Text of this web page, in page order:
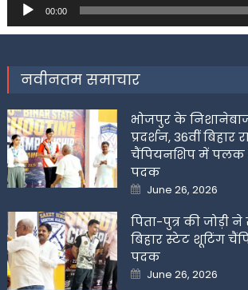
00:00
नवीनतम समाचार
भोजपुर के
प्रदर्शन, 36वीं बिहार
चैंपियनशिप में पलक
पदक
Posted
on
June 26, 2026
पिता-पुत्र की जोड़ी ने
बिहार स्टेट शूटिंग
पदक
Posted
on
June 26, 2026